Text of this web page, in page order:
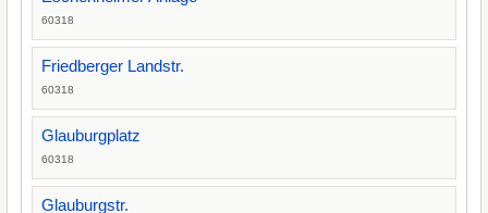
60318
Friedberger Landstr.
60318
Glauburgplatz
60318
Glauburgstr.